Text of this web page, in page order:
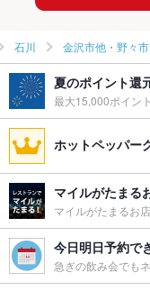
石川 金沢市他・野々
夏のポイント還
最大15,000ポイン
ホットペッパー
マイルがたまる
マイルがたまるお
今日明日予約で
急ぎの飲み会でも